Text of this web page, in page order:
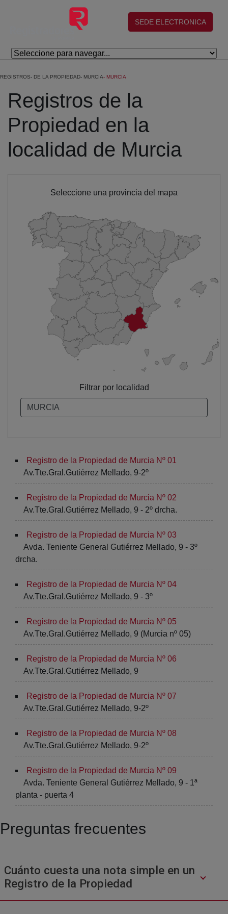
Eduki nagusira joan
(abre en nueva ventana)
SEDE ELECTRONICA
REGISTROS DE LA PROPIEDAD MURCIA MURCIA
Registros de la
Propiedad en la
localidad de Murcia
Seleccione una provincia del mapa
Filtrar por localidad
Registro de la Propiedad de Murcia Nº 01
Av.Tte.Gral.Gutiérrez Mellado, 9-2º
Registro de la Propiedad de Murcia Nº 02
Av.Tte.Gral.Gutiérrez Mellado, 9 - 2º drcha.
Registro de la Propiedad de Murcia Nº 03
Avda. Teniente General Gutiérrez Mellado, 9 - 3º
drcha.
Registro de la Propiedad de Murcia Nº 04
Av.Tte.Gral.Gutiérrez Mellado, 9 - 3º
Registro de la Propiedad de Murcia Nº 05
Av.Tte.Gral.Gutiérrez Mellado, 9 (Murcia nº 05)
Registro de la Propiedad de Murcia Nº 06
Av.Tte.Gral.Gutiérrez Mellado, 9
Registro de la Propiedad de Murcia Nº 07
Av.Tte.Gral.Gutiérrez Mellado, 9-2º
Registro de la Propiedad de Murcia Nº 08
Av.Tte.Gral.Gutiérrez Mellado, 9-2º
Registro de la Propiedad de Murcia Nº 09
Avda. Teniente General Gutiérrez Mellado, 9 - 1ª
planta - puerta 4
Preguntas frecuentes
Cuánto cuesta una nota simple en un
Registro de la Propiedad